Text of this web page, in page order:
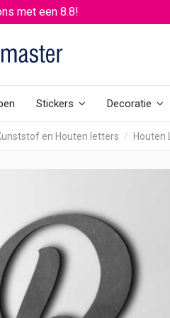
met een 8.8!
Stickers Decoratie
en Houten letters Houten